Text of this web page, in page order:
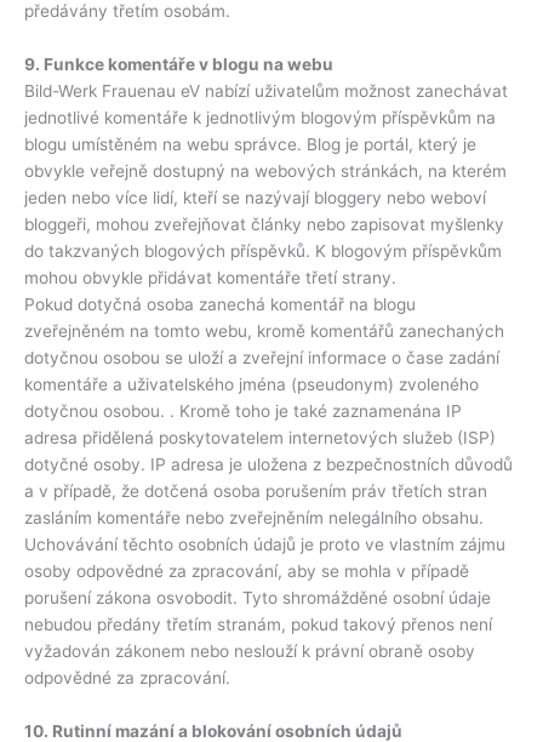
předávány třetím osobám.
9. Funkce komentáře v blogu na webu
Bild-Werk Frauenau eV nabízí uživatelům možnost zanechávat
jednotlivé komentáře k jednotlivým blogovým příspěvkům na
blogu umístěném na webu správce. Blog je portál, který je
obvykle veřejně dostupný na webových stránkách, na kterém
jeden nebo více lidí, kteří se nazývají bloggery nebo weboví
bloggeři, mohou zveřejňovat články nebo zapisovat myšlenky
do takzvaných blogových příspěvků. K blogovým příspěvkům
mohou obvykle přidávat komentáře třetí strany.
Pokud dotyčná osoba zanechá komentář na blogu
zveřejněném na tomto webu, kromě komentářů zanechaných
dotyčnou osobou se uloží a zveřejní informace o čase zadání
komentáře a uživatelského jména (pseudonym) zvoleného
dotyčnou osobou. . Kromě toho je také zaznamenána IP
adresa přidělená poskytovatelem internetových služeb (ISP)
dotyčné osoby. IP adresa je uložena z bezpečnostních důvodů
a v případě, že dotčená osoba porušením práv třetích stran
zasláním komentáře nebo zveřejněním nelegálního obsahu.
Uchovávání těchto osobních údajů je proto ve vlastním zájmu
osoby odpovědné za zpracování, aby se mohla v případě
porušení zákona osvobodit. Tyto shromážděné osobní údaje
nebudou předány třetím stranám, pokud takový přenos není
vyžadován zákonem nebo neslouží k právní obraně osoby
odpovědné za zpracování.
10. Rutinní mazání a blokování osobních údajů